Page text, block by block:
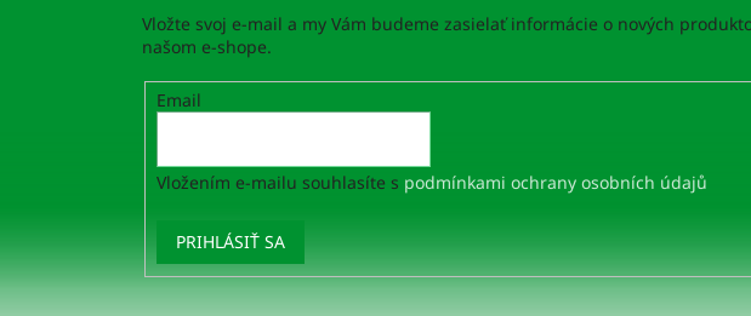
Vložte svoj e-mail a my Vám budeme zasielať informácie o nových
našom e-shope.
Email
Vložením e-mailu souhlasíte s podmínkami ochrany osobních údajů
PRIHLÁSIŤ SA